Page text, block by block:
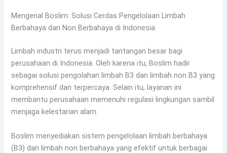
Mengenal Boslim: Solusi Cerdas Pengelolaan Limbah
Berbahaya dan Non Berbahaya di Indonesia
Limbah industri terus menjadi tantangan besar bagi
perusahaan di Indonesia. Oleh karena itu, Boslim hadir
sebagai solusi pengolahan limbah B3 dan limbah non B3 yang
komprehensif dan terpercaya. Selain itu, layanan ini
membantu perusahaan memenuhi regulasi lingkungan sambil
menjaga kelestarian alam.
Boslim menyediakan sistem pengelolaan limbah berbahaya
(B3) dan limbah non berbahaya yang efektif untuk berbagai